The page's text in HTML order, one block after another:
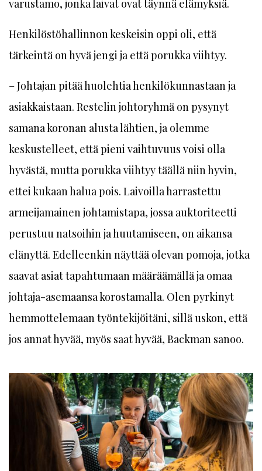
varustamo, jonka laivat ovat täynnä elämyksiä.
Henkilöstöhallinnon keskeisin oppi oli, että
tärkeintä on hyvä jengi ja että porukka viihtyy.
– Johtajan pitää huolehtia henkilökunnastaan ja
asiakkaistaan. Restelin johtoryhmä on pysynyt
samana koronan alusta lähtien, ja olemme
keskustelleet, että pieni vaihtuvuus voisi olla
hyvästä, mutta porukka viihtyy täällä niin hyvin,
ettei kukaan halua pois. Laivoilla harrastettu
armeijamainen johtamistapa, jossa auktoriteetti
perustuu natsoihin ja huutamiseen, on aikansa
elänyttä. Edelleenkin näyttää olevan pomoja, jotka
saavat asiat tapahtumaan määräämällä ja omaa
johtaja-asemaansa korostamalla. Olen pyrkinyt
hemmottelemaan työntekijöitäni, sillä uskon, että
jos annat hyvää, myös saat hyvää, Backman sanoo.